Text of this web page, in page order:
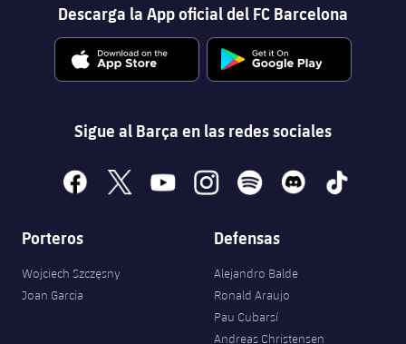
Descarga la App oficial del FC Barcelona
Sigue al Barça en las redes sociales
facebook
x youtubeinstagramspotify discord tiktok
Porteros
Wojciech Szczęsny
Joan Garcia
Defensas
Alejandro Balde
Ronald Araujo
Pau Cubarsí
Andreas Christensen